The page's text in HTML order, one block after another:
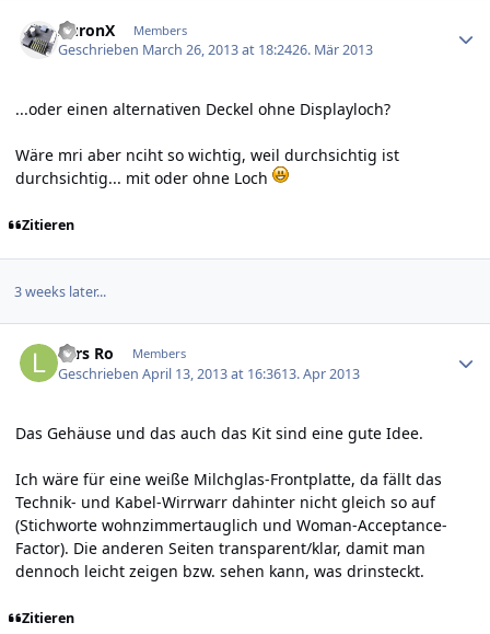
AuronX Members
Geschrieben March 26, 2013 at 18:2426. Mär 2013
...oder einen alternativen Deckel ohne Displayloch?
Wäre mri aber nciht so wichtig, weil durchsichtig ist
durchsichtig... mit oder ohne Loch
Zitieren
3 weeks later...
Lars Ro Members
GeschriebenApril 13, 2013 at 16:3613. Apr 2013
Das Gehäuse und das auch das Kit sind eine gute Idee.
Ich wäre für eine weiße Milchglas-Frontplatte, da fällt das
Technik- und Kabel-Wirrwarr dahinter nicht gleich so auf
(Stichworte wohnzimmertauglich und Woman-Acceptance-
Factor). Die anderen Seiten transparent/klar, damit man
dennoch leicht zeigen bzw. sehen kann, was drinsteckt.
Zitieren